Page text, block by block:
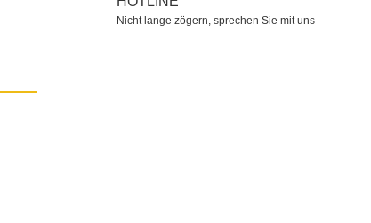
Nicht lange zögern, sprechen Sie mit uns